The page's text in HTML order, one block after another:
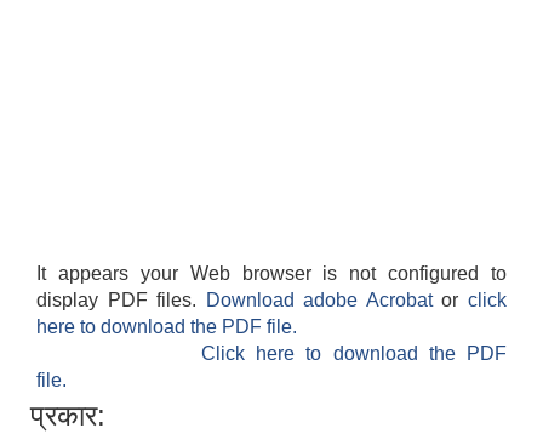
It appears your Web browser is not configured to
display PDF files.
Download adobe Acrobatorclick
here to download the PDF file.
Click here to download the PDF
file.
प्रकार: